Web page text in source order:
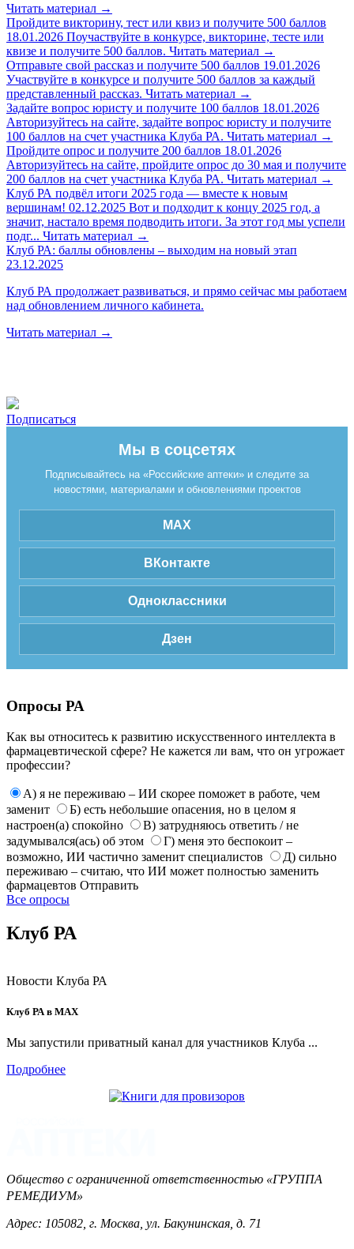
Читать материал →
Пройдите викторину, тест или квиз и получите 500 баллов
18.01.2026 Поучаствуйте в конкурсе, викторине, тесте или
квизе и получите 500 баллов. Читать материал →
Отправьте свой рассказ и получите 500 баллов 19.01.2026
Участвуйте в конкурсе и получите 500 баллов за каждый
представленный рассказ. Читать материал →
Задайте вопрос юристу и получите 100 баллов 18.01.2026
Авторизуйтесь на сайте, задайте вопрос юристу и получите
100 баллов на счет участника Клуба РА. Читать материал →
Пройдите опрос и получите 200 баллов 18.01.2026
Авторизуйтесь на сайте, пройдите опрос до 30 мая и получите
200 баллов на счет участника Клуба РА. Читать материал →
Клуб РА подвёл итоги 2025 года — вместе к новым
вершинам! 02.12.2025 Вот и подходит к концу 2025 год, а
значит, настало время подводить итоги. За этот год мы успели
подг... Читать материал →
Клуб РА: баллы обновлены – выходим на новый этап
23.12.2025
Клуб РА продолжает развиваться, и прямо сейчас мы работаем
над обновлением личного кабинета.
Читать материал →
Подписаться
Мы в соцсетях
Подписывайтесь на «Российские аптеки» и следите за
новостями, материалами и обновлениями проектов
MAX
ВКонтакте
Одноклассники
Дзен
Опросы РА
Как вы относитесь к развитию искусственного интеллекта в
фармацевтической сфере? Не кажется ли вам, что он угрожает
профессии?
А) я не переживаю – ИИ скорее поможет в работе, чем
заменит
Б) есть небольшие опасения, но в целом я
настроен(а) спокойно
В) затрудняюсь ответить / не
задумывался(ась) об этом
Г) меня это беспокоит –
возможно, ИИ частично заменит специалистов
Д) сильно
переживаю – считаю, что ИИ может полностью заменить
фармацевтов Отправить
Все опросы
Клуб РА
Новости Клуба РА
Клуб РА в MAX
Мы запустили приватный канал для участников Клуба ...
Подробнее
Общество с ограниченной ответственностью «ГРУППА
РЕМЕДИУМ»
Адрес: 105082, г. Москва, ул. Бакунинская, д. 71